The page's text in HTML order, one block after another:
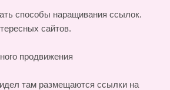
способы наращивания ссылок.
сайтов.
продвижения
там размещаются ссылки на